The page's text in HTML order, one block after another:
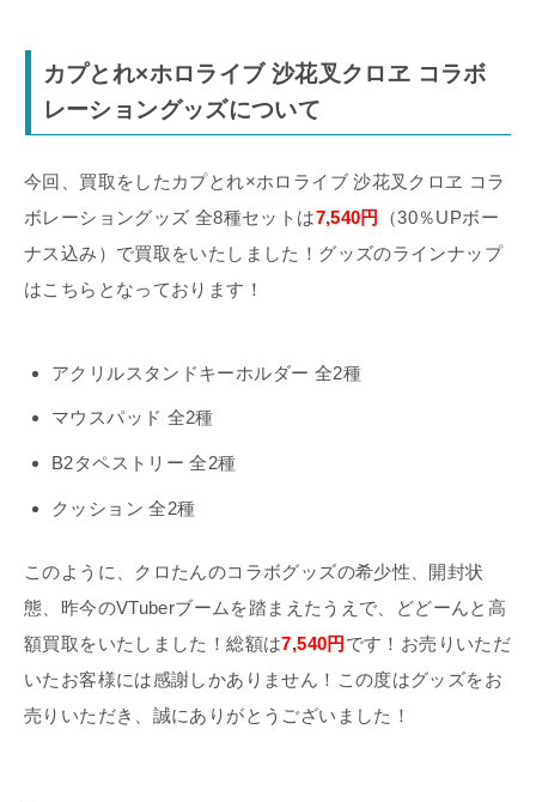
カプとれ×ホロライブ 沙花叉クロヱ コラボ
レーショングッズについて
今回、買取をしたカプとれ×ホロライブ 沙花叉クロヱ コラ
ボレーショングッズ 全8種セットは7,540円
（30％UPボー
ナス込み）で買取をいたしました！グッズのラインナップ
はこちらとなっております！
アクリルスタンドキーホルダー 全2種
マウスパッド 全2種
B2タペストリー 全2種
クッション 全2種
このように、クロたんのコラボグッズの希少性、開封状
態、昨今のVTuberブームを踏まえたうえで、どどーんと高
額買取をいたしました！総額は7,540円 です！お売りいただ
いたお客様には感謝しかありません！この度はグッズをお
売りいただき、誠にありがとうございました！